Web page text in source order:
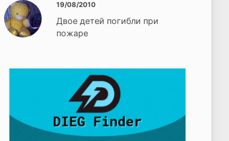
19/08/2010
Двое детей погибли при
пожаре